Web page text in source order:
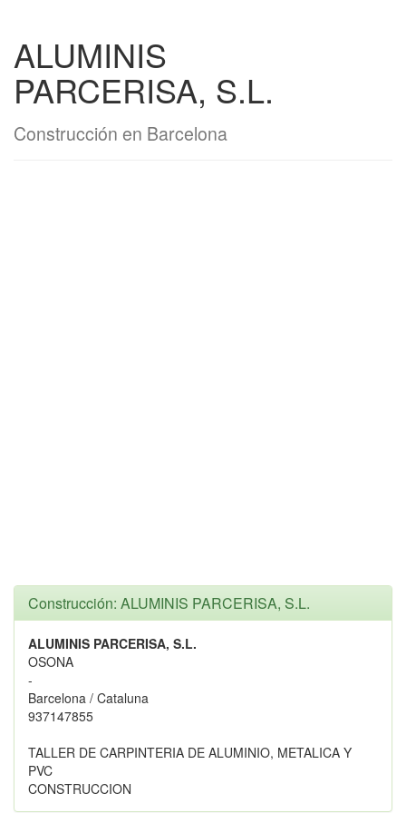
ALUMINIS
PARCERISA, S.L.
Construcción en Barcelona
Construcción: ALUMINIS PARCERISA, S.L.
ALUMINIS PARCERISA, S.L.
OSONA
-
Barcelona / Cataluna
937147855
TALLER DE CARPINTERIA DE ALUMINIO, METALICA Y
PVC
CONSTRUCCION